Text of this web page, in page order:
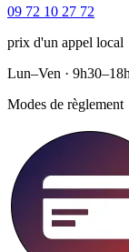
09 72 10 27 72
prix d'un appel local
Lun–Ven · 9h30–18h
Modes de règlement